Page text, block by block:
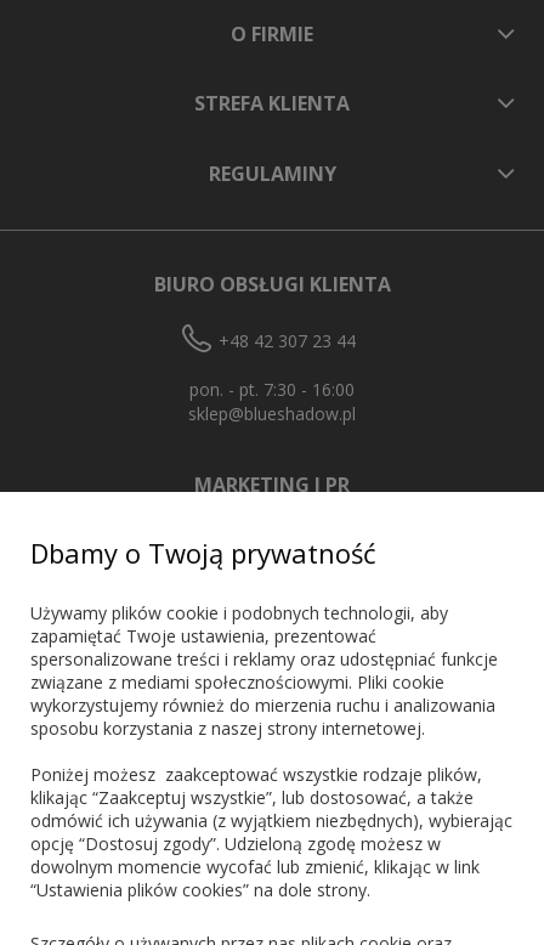
O FIRMIE
STREFA KLIENTA
REGULAMINY
BIURO OBSŁUGI KLIENTA
+48 42 307 23 44
pon. - pt. 7:30 - 16:00
sklep@blueshadow.pl
MARKETING I PR
+48 603 721 635
ZNAJDŹ NAS
PŁATNOŚCI
Blik PayPo Visa
Dbamy o Twoją prywatność
Używamy plików cookie i podobnych technologii, aby
zapamiętać Twoje ustawienia, prezentować
spersonalizowane treści i reklamy oraz udostępniać funkcje
związane z mediami społecznościowymi. Pliki cookie
wykorzystujemy również do mierzenia ruchu i analizowania
sposobu korzystania z naszej strony internetowej.
Poniżej możesz zaakceptować wszystkie rodzaje plików,
klikając “Zaakceptuj wszystkie”, lub dostosować, a także
odmówić ich używania (z wyjątkiem niezbędnych), wybierając
opcję “Dostosuj zgody”. Udzieloną zgodę możesz w
dowolnym momencie wycofać lub zmienić, klikając w link
“Ustawienia plików cookies” na dole strony.